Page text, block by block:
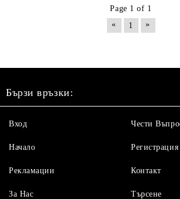
Page 1 of 1
«
1 »
Бързи връзки:
Вход
Начало
Рекламации
За Нас
Чести
Регистрация
Контакт
Търсене